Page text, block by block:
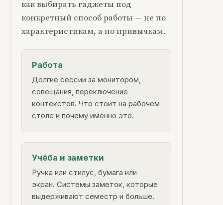
как выбирать гаджеты под
конкретный способ работы — не по
характеристикам, а по привычкам.
Работа
Долгие сессии за монитором,
совещания, переключение
контекстов. Что стоит на рабочем
столе и почему именно это.
Учёба и заметки
Ручка или стилус, бумага или
экран. Системы заметок, которые
выдерживают семестр и больше.